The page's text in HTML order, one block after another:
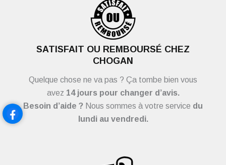
SATISFAIT OU REMBOURSÉ CHEZ
CHOGAN
Quelque chose ne va pas ? Ça tombe bien vous
avez 14 jours pour changer d’avis.
Besoin d’aide ? Nous sommes à votre service du
lundi au vendredi.